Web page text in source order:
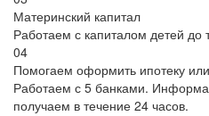
Материнский капитал
Работаем с капиталом детей до
04
Помогаем оформить ипотеку
Работаем с 5 банками.
получаем в течение 24 часов.